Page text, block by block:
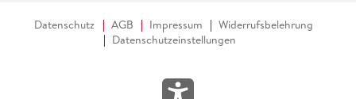
Datenschutz AGB Impressum
Widerrufsbelehrung
Datenschutzeinstellungen